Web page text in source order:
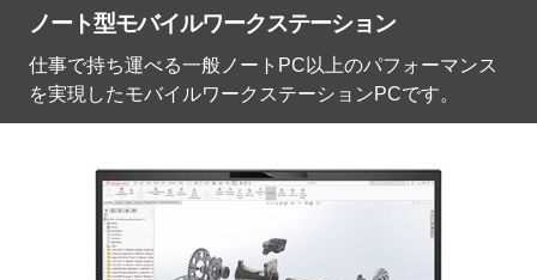
ノート型モバイルワークステーション
仕事で持ち運べる一般ノートPC以上のパフォーマンス
を実現したモバイルワークステーションPCです。